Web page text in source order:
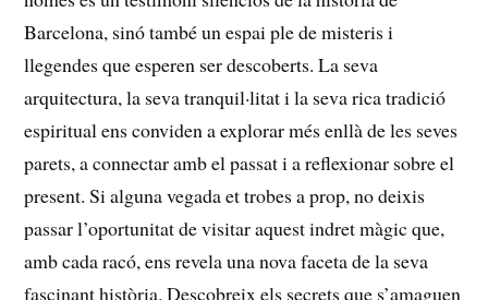
Barcelona, sinó també un ⁣espai ‍ple de ⁤misteris i
llegendes que esperen ser descoberts.‍ La seva
arquitectura, la seva ​tranquil·litat i la ⁣seva rica tradició
espiritual ens conviden a explorar més enllà de les seves
parets, a ⁣connectar amb el passat i a reflexionar sobre el
present. ​Si alguna vegada et trobes a prop, no deixis
passar l’oportunitat de visitar aquest indret màgic que,
amb cada racó,‌ ens revela una nova ⁣faceta ⁢de la seva
fascinant història. Descobreix ‍els secrets que s’amaguen